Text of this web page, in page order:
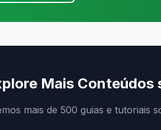
Mais Conteúdos
mais de 500 guias e tutoriais